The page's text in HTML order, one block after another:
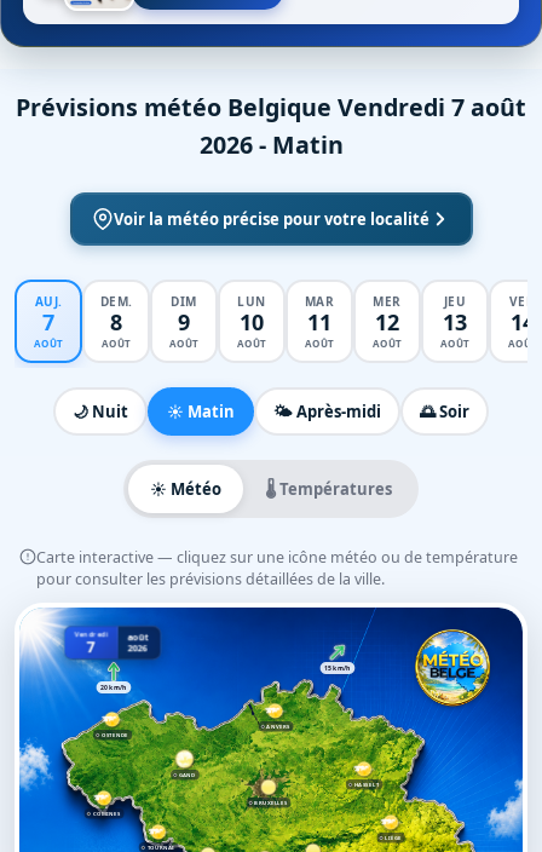
Prévisions météo Belgique Vendredi 7 août
2026 - Matin
Voir la météo précise pour votre localité
AUJ.
7
AOÛT
DEM.
8
AOÛT
DIM
9
AOÛT
LUN
10
AOÛT
MAR
11
AOÛT
MER
12
AOÛT
JEU
13
AOÛT
VEN
14
AOÛT
🌙 Nuit ☀️ Matin 🌤️ Après-midi 🌅 Soir
☀️ Météo 🌡️ Températures
Carte interactive — cliquez sur une icône météo ou de température
pour consulter les prévisions détaillées de la ville.
LIÈGE
TOURNAI
OSTENDE
GAND
BRUXELLES
ANVERS
HASSELT
COMINES
20 km/h
15 km/h
Vendredi
7
août
2026